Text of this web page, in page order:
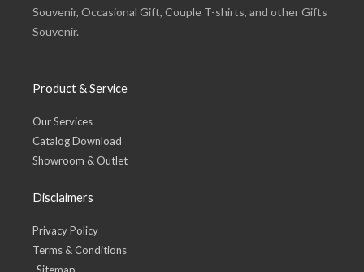
Souvenir, Occasional Gift, Couple T-shirts, and other Gifts
Souvenir.
Product & Service
Our Services
Catalog Download
Showroom & Outlet
Disclaimers
Privacy Policy
Terms & Conditions
Sitemap